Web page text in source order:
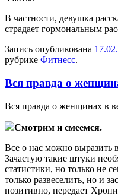
В частности, девушка
страдает гормональным
Запись опубликована
рубрике Фитнесс.
Вся правда о
Вся прaвдa о женщинах в
Смотрим и смеемся.
Все о нас можно выразить
Зачастую такие штуки
статистики, но только не
только развеселить, но и
позитивно, передает